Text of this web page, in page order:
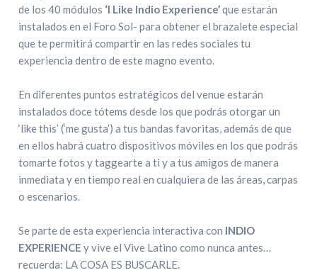
de los 40 módulos ‘I Like Indio Experience’que estarán
instalados en el Foro Sol- para obtener el brazalete especial
que te permitirá compartir en las redes sociales tu
experiencia dentro de este magno evento.
En diferentes puntos estratégicos del venue estarán
instalados doce tótems desde los que podrás otorgar un
‘like this’ (‘me gusta’) a tus bandas favoritas, además de que
en ellos habrá cuatro dispositivos móviles en los que podrás
tomarte fotos y taggearte a ti y a tus amigos de manera
inmediata y en tiempo real en cualquiera de las áreas, carpas
o escenarios.
Se parte de esta experiencia interactiva con INDIO
EXPERIENCEy vive el Vive Latino como nunca antes…
recuerda: LA COSA ES BUSCARLE.